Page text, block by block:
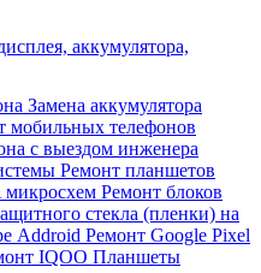
аккумулятора,
Замена аккумулятора
мобильных телефонов
с выездом инженера
Ремонт планшетов
Ремонт блоков
стекла (пленки) на
Addroid Ремонт Google Pixel
IQOO Планшеты